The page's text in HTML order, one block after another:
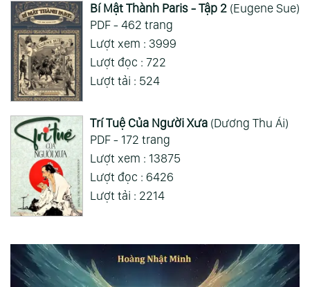
Bí Mật Thành Paris - Tập 2(Eugene Sue)
PDF - 462 trang
Lượt xem : 3999
Lượt đọc : 722
Lượt tải : 524
Trí Tuệ Của Người Xưa(Dương Thu Ái)
PDF - 172 trang
Lượt xem : 13875
Lượt đọc : 6426
Lượt tải : 2214